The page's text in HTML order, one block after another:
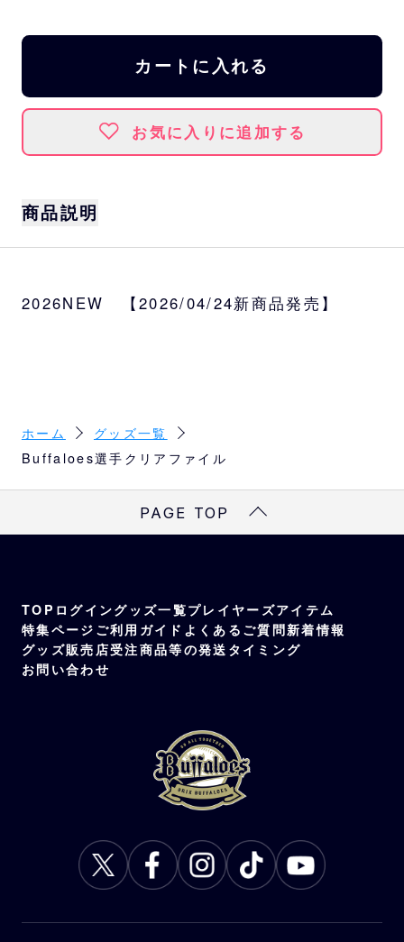
カートに入れる
お気に入りに追加する
商品説明
2026NEW 【2026/04/24新商品発売】
ホーム
グッズ一覧
Buffaloes選手クリアファイル
PAGE TOP
TOP ログイングッズ一覧プレイヤーズアイテム
特集ページ ご利用ガイド よくあるご質問新着情報
グッズ販売店受注商品等の発送タイミング
お問い合わせ